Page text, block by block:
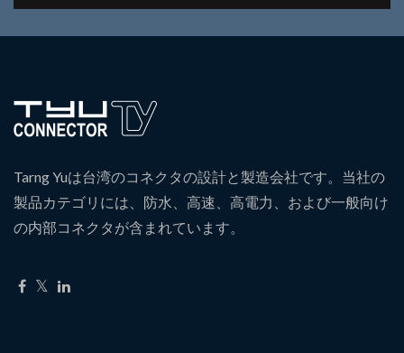
Tarng Yuは台湾のコネクタの設計と製造会社です。当社の
製品カテゴリには、防水、高速、高電力、および一般向け
の内部コネクタが含まれています。